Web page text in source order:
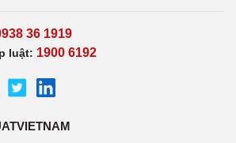
36 1919
luật: 1900 6192